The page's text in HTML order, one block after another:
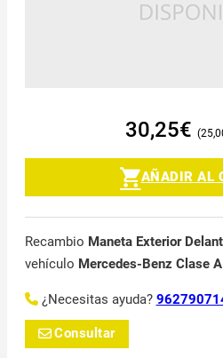
30,25€
AÑADIR AL
Recambio Maneta Exterior
vehículo Mercedes-Benz Clase
¿Necesitas ayuda?
Consultar